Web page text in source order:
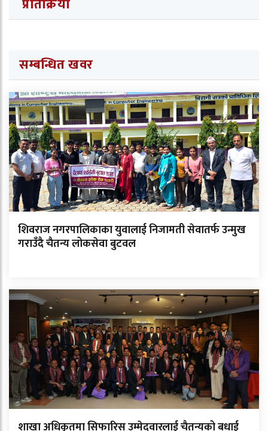
प्रतिक्रिया
सम्बन्धित खवर
शिवराज नगरपालिकाका युवालाई निजामती सेवातर्फ उन्मुख
गराउँदै चैतन्य लोकसेवा बुटवल